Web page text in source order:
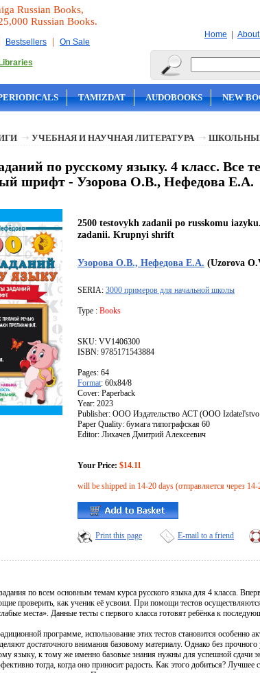
Russian Books,
Russian Books.
Bestsellers | On Sale
Libraries
Home |
TAMIZDAT AUDOBOOKS NEW
УЧЕБНАЯ И НАУЧНАЯ ЛИТЕРАТУРА
по русскому языку. 4 класс. Все
шрифт - Узорова О.В., Нефедова Е.А.
2500 testovykh zadanii po russkomu
zadanii. Krupnyi shrift
Узорова О.В., Нефедова Е.А. (Uzorova
SERIA: 3000 примеров для начальной школы
Type : Books
SKU: VV1406300
ISBN: 9785171543884
Pages: 64
Format: 60x84/8
Cover: Paperback
Year: 2023
Publisher: ООО Издательство АСТ (OOO
Paper Quality: бумага типографская 60
Editor: Лихачев Дмитрий Алексеевич
Your Price: $14.11
will be shipped in 14-20 days (отправляется через
Print this page E-mail to a friend
по всем основным темам курса русского языка для 4 класса.
проверить, как ученик её усвоил. При помощи тестов
места». Данные тесты с первого класса готовят ребёнка к
программе, использование этих тестов становится особенно
достаточного внимания базовому материалу. Однако без
языку, к тому же именно базовые знания нужны для успешной сдачи
тогда, когда оно приносит радость. Как этого добиться?